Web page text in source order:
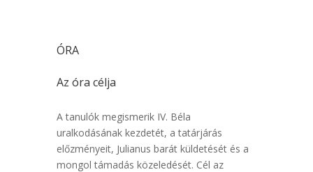
ÓRA
Az óra célja
A tanulók megismerik IV. Béla
uralkodásának kezdetét, a tatárjárás
előzményeit, Julianus barát küldetését és a
mongol támadás közeledését. Cél az